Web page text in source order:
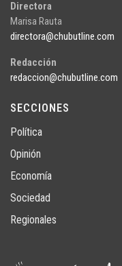
Directora
Marisa Rauta
directora@chubutline.com
Redacción
redaccion@chubutline.com
SECCIONES
Política
Opinión
Economía
Sociedad
Regionales